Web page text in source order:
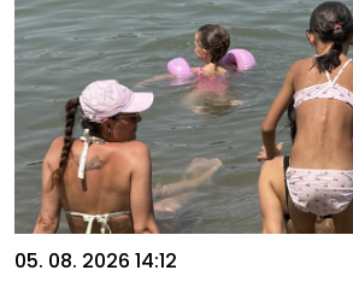
05. 08. 2026 14:12